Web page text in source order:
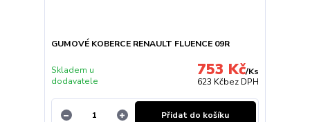
GUMOVÉ KOBERCE RENAULT FLUENCE 09R
753 Kč/Ks
623 Kčbez DPH
Skladem u
dodavatele
Přidat do košíku